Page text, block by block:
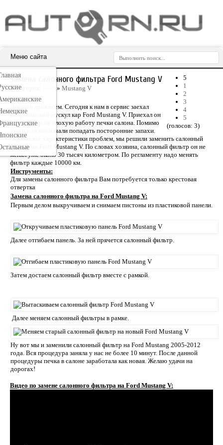
Меню сайта
5
1
2
3
4
5
(голосов: 3)
Замена салонного фильтра Ford Mustang V
Категория: » Mustang V
Добрый день всем. Сегодня к нам в сервис заехал
американский мускул кар Ford Mustang V. Приехал он
с жалобами на плохую работу печки салона. Помимо
этого в салон начали попадать посторонние запахи.
Оценив все характеристики проблем, мы решили заменить салонный
фильтр на Ford Mustang V. По словах хозяина, салонный фильтр он не
менял уже около 30 тысяч километром. По регламенту надо менять
фильтр каждые 10000 км.
Инструменты:
Для замены салонного фильтра Вам потребуется только крестовая
отвертка
Замена салонного фильтра на Ford Mustang V:
Первым делом выкручиваем и снимаем пистоны из пластиковой панели.
Далее отгибаем панель. За ней прячется салонный фильтр.
Затем достаем салонный фильтр вместе с рамкой.
Далее меняем салонный фильтры в рамке.
Ну вот мы и заменили салонный фильтр на Ford Mustang 2005-2012
года. Вся процедура заняла у нас не более 10 минут. После данной
процедуры печка в салоне заработала как новая. Желаю удачи на
дорогах!
Видео по замене салонного фильтра на Ford Mustang V: